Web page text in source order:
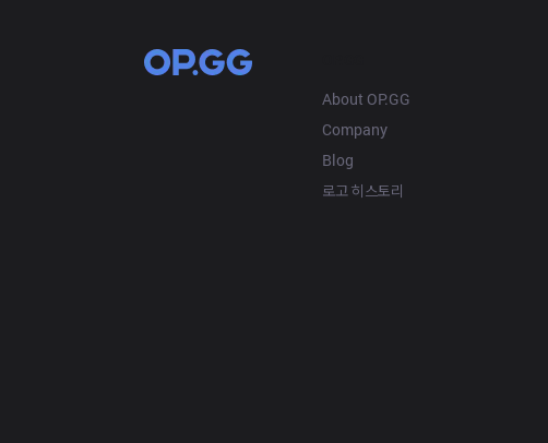
About OP.GG
Company
Blog
로고 히스토리